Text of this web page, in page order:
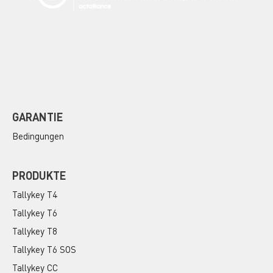
GARANTIE
Bedingungen
PRODUKTE
Tallykey T4
Tallykey T6
Tallykey T8
Tallykey T6 SOS
Tallykey CC